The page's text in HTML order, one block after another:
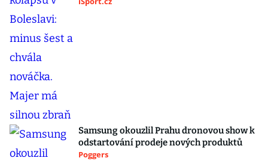
Samsung okouzlil Prahu dronovou show k
odstartování prodeje nových produktů
Poggers